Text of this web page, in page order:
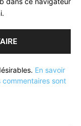
En savoir
sont